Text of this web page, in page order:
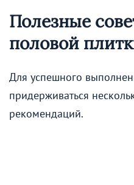
Полезные
половой
Для успешного
придерживаться
рекомендаций.